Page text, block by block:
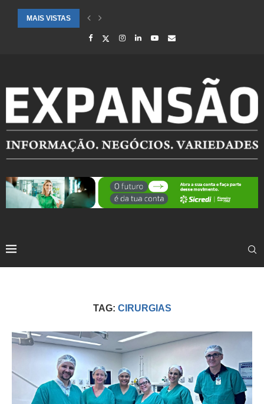
MAIS VISTAS
CIDADES ATENDIDAS PELO SEBRAE RS SÃO DESTAQUE EM
TAG: CIRURGIAS